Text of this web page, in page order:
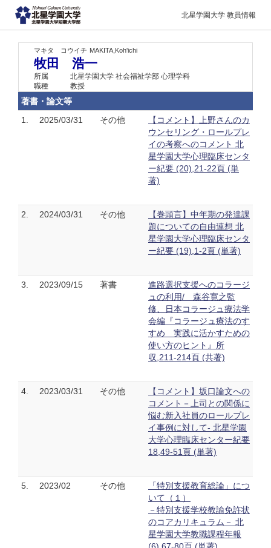
北星学園大学 教員情報
マキタ コウイチ MAKITA,Koh'ichi
牧田 浩一
所属
北星学園大学 社会福祉学部 心理学科
職種
教授
著書・論文等
1.
2025/03/31 その他
【コメント】上野さんのカ
ウンセリング・ロールプレ
イの考察へのコメント 北
星学園大学心理臨床センタ
ー紀要 (20),21-22頁 (単
著)
2. 2024/03/31 その他
【巻頭言】中年期の発達課
題についての自由連想 北
星学園大学心理臨床センタ
ー紀要 (19),1-2頁 (単著)
3. 2023/09/15 著書
進路選択支援へのコラージ
ュの利用/ 森谷寛之監
修、日本コラージュ療法学
会編『コラージュ療法のす
すめ 実践に活かすための
使い方のヒント』所
収,211-214頁 (共著)
4. 2023/03/31 その他
【コメント】坂口論文への
コメント－上司との関係に
悩む新入社員のロールプレ
イ事例に対して- 北星学園
大学心理臨床センター紀要
18,49-51頁 (単著)
5. 2023/02 その他
「特別支援教育総論」につ
いて（１）
－特別支援学校教諭免許状
のコアカリキュラム－ 北
星学園大学教職課程年報